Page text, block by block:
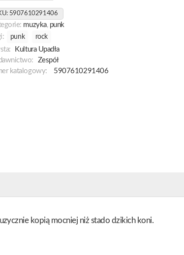
5907610291406
muzyka, punk
punk rock
Kultura Upadła
Zespół
katalogowy:
5907610291406
kopią mocniej niż stado dzikich koni.